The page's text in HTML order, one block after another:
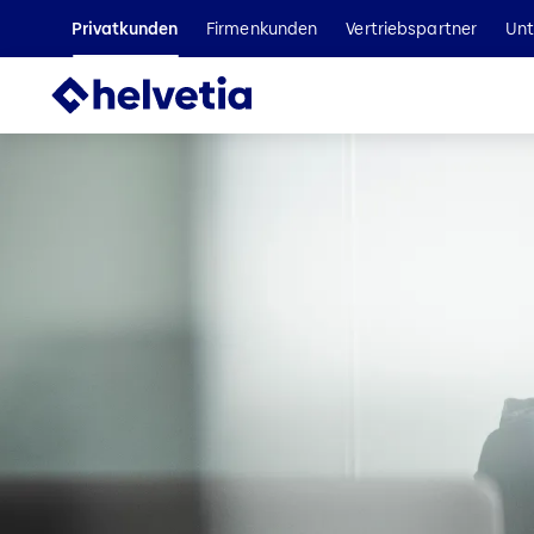
Privatkunden Firmenkunden Vertriebspartner